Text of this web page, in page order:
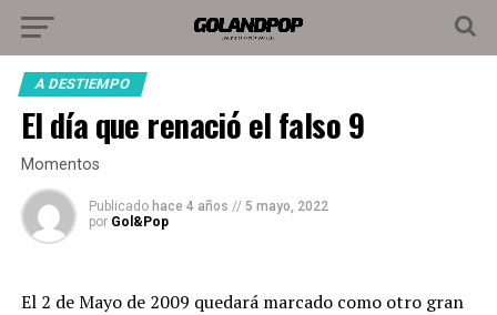
A DESTIEMPO
El día que renació el falso 9
Momentos
Publicado hace 4 años // 5 mayo, 2022
por Gol&Pop
El 2 de Mayo de 2009 quedará marcado como otro gran